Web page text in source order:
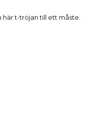
t-tröjan till ett måste.